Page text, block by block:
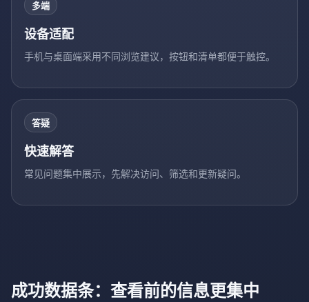
多端
设备适配
手机与桌面端采用不同浏览建议，按钮和清单都便于触控。
答疑
快速解答
常见问题集中展示，先解决访问、筛选和更新疑问。
成功数据条：查看前的信息更集中